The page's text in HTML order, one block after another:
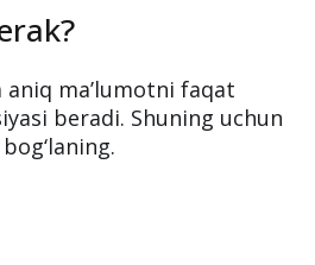
aniq ma’lumotni faqat
beradi. Shuning uchun